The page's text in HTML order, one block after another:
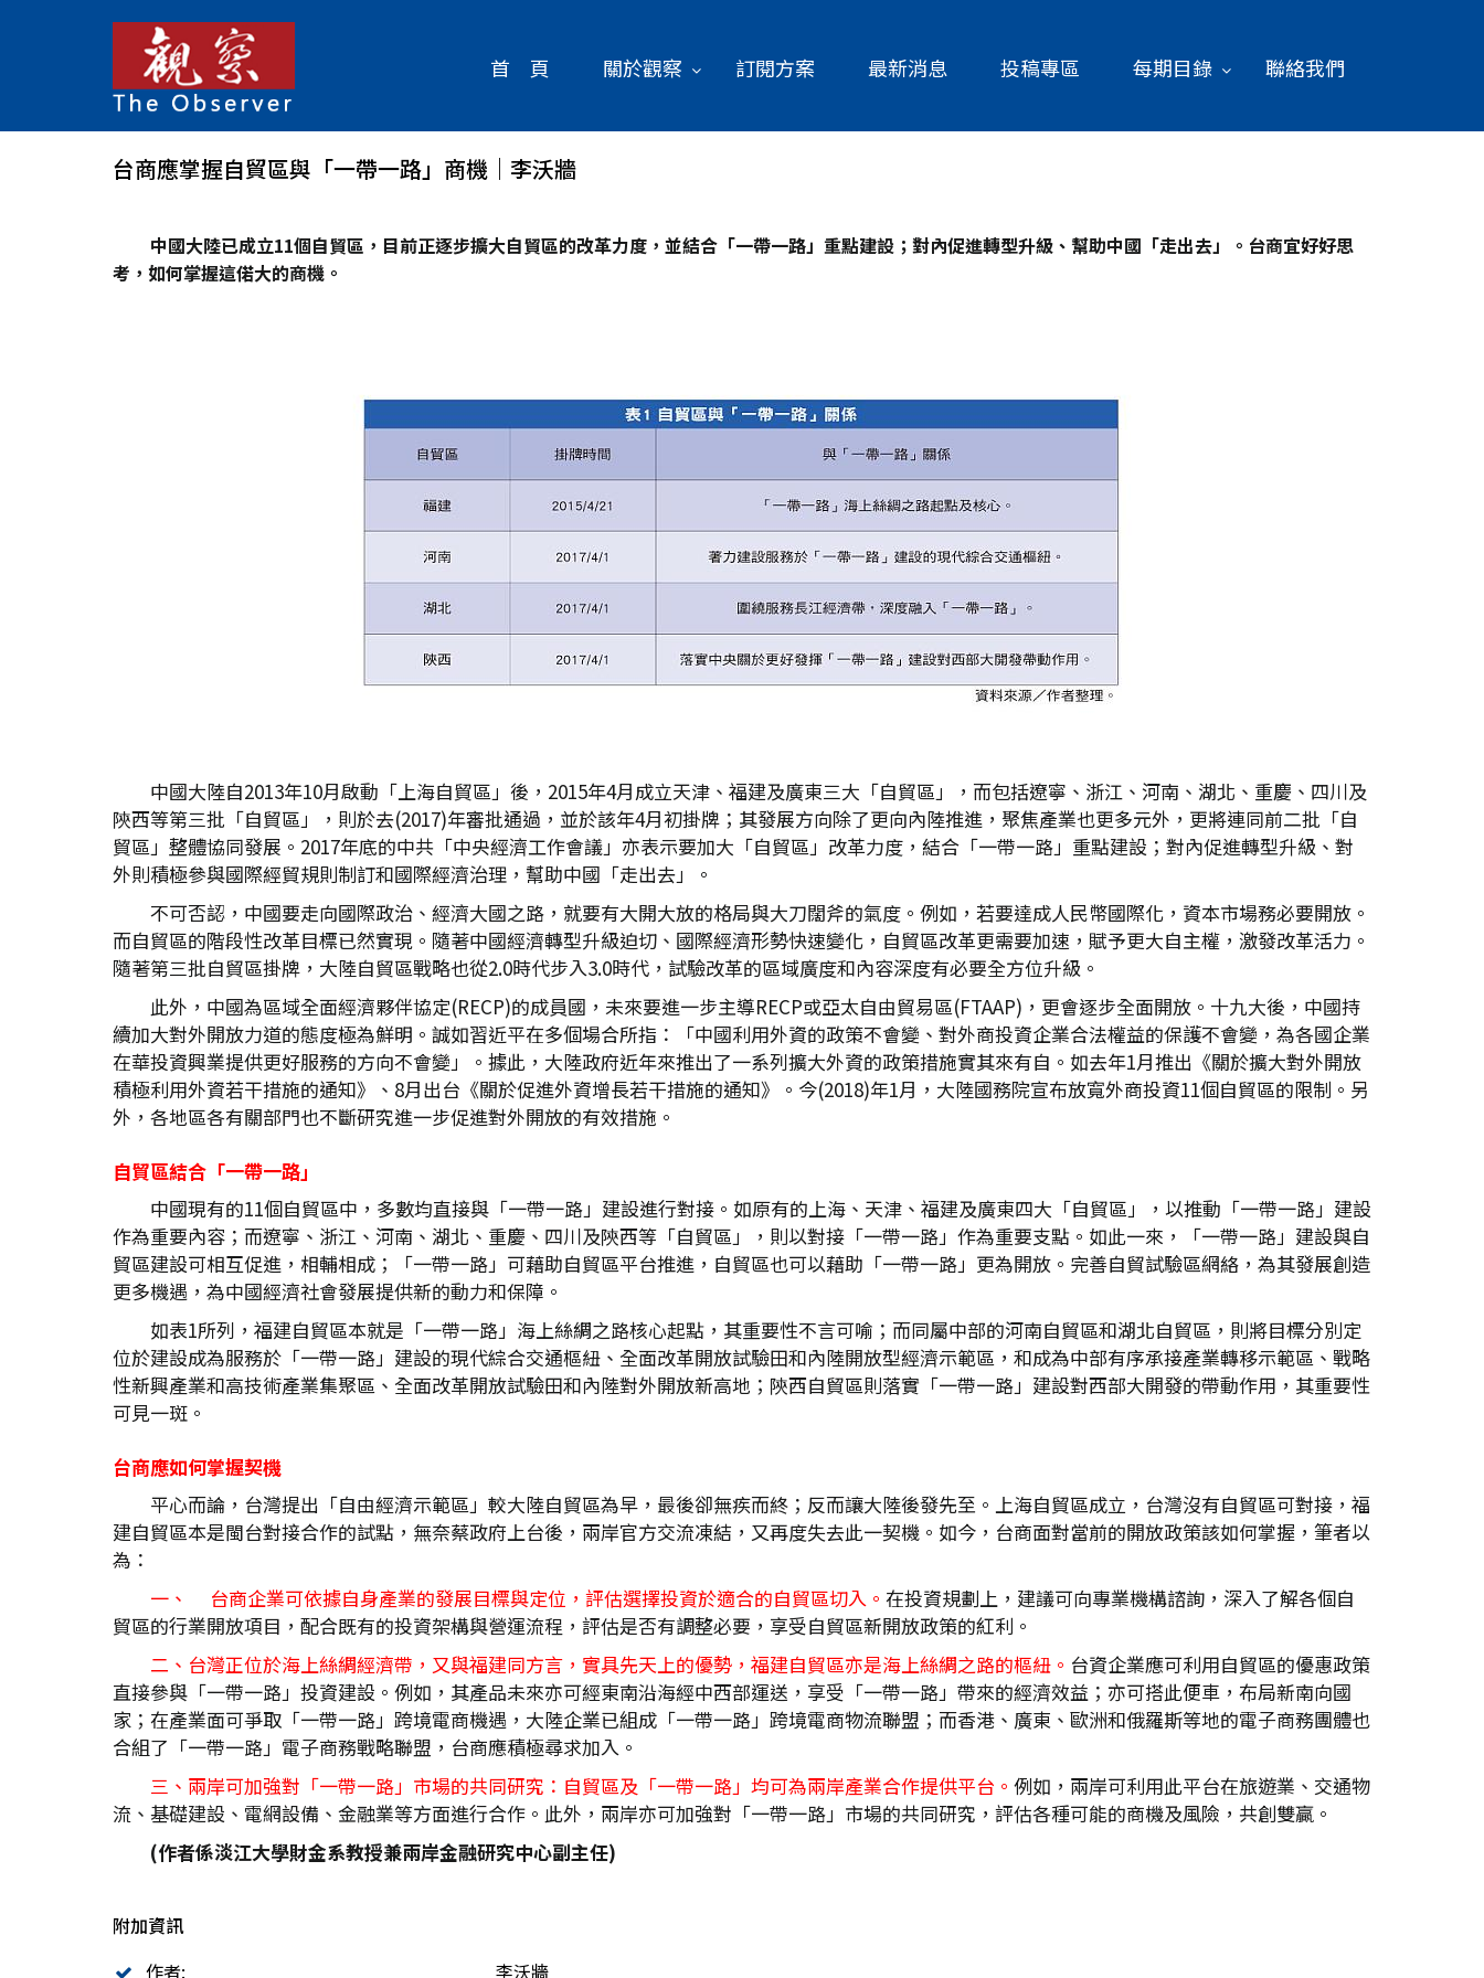
首 頁 關於觀察 訂閱方案 最新消息 投稿專區 每期目錄 聯絡我們
台商應掌握自貿區與「一帶一路」商機｜李沃牆
中國大陸已成立11個自貿區，目前正逐步擴大自貿區的改革力度，並結合「一帶一路」重點建設；對內促進轉型升級、幫助中國「走出去」。台商宜好好思
考，如何掌握這偌大的商機。
中國大陸自2013年10月啟動「上海自貿區」後，2015年4月成立天津、福建及廣東三大「自貿區」，而包括遼寧、浙江、河南、湖北、重慶、四川及
陝西等第三批「自貿區」，則於去(2017)年審批通過，並於該年4月初掛牌；其發展方向除了更向內陸推進，聚焦產業也更多元外，更將連同前二批「自
貿區」整體協同發展。2017年底的中共「中央經濟工作會議」亦表示要加大「自貿區」改革力度，結合「一帶一路」重點建設；對內促進轉型升級、對
外則積極參與國際經貿規則制訂和國際經濟治理，幫助中國「走出去」。
不可否認，中國要走向國際政治、經濟大國之路，就要有大開大放的格局與大刀闊斧的氣度。例如，若要達成人民幣國際化，資本市場務必要開放。
而自貿區的階段性改革目標已然實現。隨著中國經濟轉型升級迫切、國際經濟形勢快速變化，自貿區改革更需要加速，賦予更大自主權，激發改革活力。
隨著第三批自貿區掛牌，大陸自貿區戰略也從2.0時代步入3.0時代，試驗改革的區域廣度和內容深度有必要全方位升級。
此外，中國為區域全面經濟夥伴協定(RECP)的成員國，未來要進一步主導RECP或亞太自由貿易區(FTAAP)，更會逐步全面開放。十九大後，中國持
續加大對外開放力道的態度極為鮮明。誠如習近平在多個場合所指：「中國利用外資的政策不會變、對外商投資企業合法權益的保護不會變，為各國企業
在華投資興業提供更好服務的方向不會變」。據此，大陸政府近年來推出了一系列擴大外資的政策措施實其來有自。如去年1月推出《關於擴大對外開放
積極利用外資若干措施的通知》、8月出台《關於促進外資增長若干措施的通知》。今(2018)年1月，大陸國務院宣布放寬外商投資11個自貿區的限制。另
外，各地區各有關部門也不斷研究進一步促進對外開放的有效措施。
自貿區結合「一帶一路」
中國現有的11個自貿區中，多數均直接與「一帶一路」建設進行對接。如原有的上海、天津、福建及廣東四大「自貿區」，以推動「一帶一路」建設
作為重要內容；而遼寧、浙江、河南、湖北、重慶、四川及陝西等「自貿區」，則以對接「一帶一路」作為重要支點。如此一來，「一帶一路」建設與自
貿區建設可相互促進，相輔相成；「一帶一路」可藉助自貿區平台推進，自貿區也可以藉助「一帶一路」更為開放。完善自貿試驗區網絡，為其發展創造
更多機遇，為中國經濟社會發展提供新的動力和保障。
如表1所列，福建自貿區本就是「一帶一路」海上絲綢之路核心起點，其重要性不言可喻；而同屬中部的河南自貿區和湖北自貿區，則將目標分別定
位於建設成為服務於「一帶一路」建設的現代綜合交通樞紐、全面改革開放試驗田和內陸開放型經濟示範區，和成為中部有序承接產業轉移示範區、戰略
性新興產業和高技術產業集聚區、全面改革開放試驗田和內陸對外開放新高地；陝西自貿區則落實「一帶一路」建設對西部大開發的帶動作用，其重要性
可見一斑。
台商應如何掌握契機
平心而論，台灣提出「自由經濟示範區」較大陸自貿區為早，最後卻無疾而終；反而讓大陸後發先至。上海自貿區成立，台灣沒有自貿區可對接，福
建自貿區本是閩台對接合作的試點，無奈蔡政府上台後，兩岸官方交流凍結，又再度失去此一契機。如今，台商面對當前的開放政策該如何掌握，筆者以
為：
一、 台商企業可依據自身產業的發展目標與定位，評估選擇投資於適合的自貿區切入。 在投資規劃上，建議可向專業機構諮詢，深入了解各個自
貿區的行業開放項目，配合既有的投資架構與營運流程，評估是否有調整必要，享受自貿區新開放政策的紅利。
二、台灣正位於海上絲綢經濟帶，又與福建同方言，實具先天上的優勢，福建自貿區亦是海上絲綢之路的樞紐。 台資企業應可利用自貿區的優惠政策
直接參與「一帶一路」投資建設。例如，其產品未來亦可經東南沿海經中西部運送，享受「一帶一路」帶來的經濟效益；亦可搭此便車，布局新南向國
家；在產業面可爭取「一帶一路」跨境電商機遇，大陸企業已組成「一帶一路」跨境電商物流聯盟；而香港、廣東、歐洲和俄羅斯等地的電子商務團體也
合組了「一帶一路」電子商務戰略聯盟，台商應積極尋求加入。
三、兩岸可加強對「一帶一路」市場的共同研究：自貿區及「一帶一路」均可為兩岸產業合作提供平台。 例如，兩岸可利用此平台在旅遊業、交通物
流、基礎建設、電網設備、金融業等方面進行合作。此外，兩岸亦可加強對「一帶一路」市場的共同研究，評估各種可能的商機及風險，共創雙贏。
(作者係淡江大學財金系教授兼兩岸金融研究中心副主任)
附加資訊
作者:
李沃牆